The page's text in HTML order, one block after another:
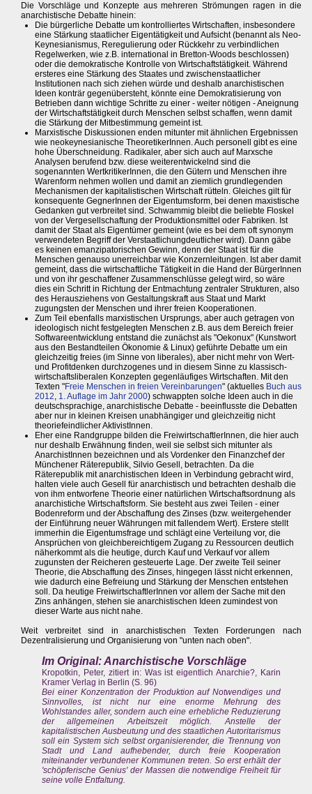
Die Vorschläge und Konzepte aus mehreren Strömungen ragen in die
anarchistische Debatte hinein:
Die bürgerliche Debatte um kontrolliertes Wirtschaften, insbesondere
eine Stärkung staatlicher Eigentätigkeit und Aufsicht (benannt als Neo-
Keynesianismus, Reregulierung oder Rückkehr zu verbindlichen
Regelwerken, wie z.B. international in Bretton-Woods beschlossen)
oder die demokratische Kontrolle von Wirtschaftstätigkeit. Während
ersteres eine Stärkung des Staates und zwischenstaatlicher
Institutionen nach sich ziehen würde und deshalb anarchistischen
Ideen konträr gegenübersteht, könnte eine Demokratisierung von
Betrieben dann wichtige Schritte zu einer - weiter nötigen - Aneignung
der Wirtschaftstätigkeit durch Menschen selbst schaffen, wenn damit
die Stärkung der Mitbestimmung gemeint ist.
Marxistische Diskussionen enden mitunter mit ähnlichen Ergebnissen
wie neokeynesianische TheoretikerInnen. Auch personell gibt es eine
hohe Überschneidung. Radikaler, aber sich auch auf Marxsche
Analysen berufend bzw. diese weiterentwickelnd sind die
sogenannten WertkritikerInnen, die den Gütern und Menschen ihre
Warenform nehmen wollen und damit an ziemlich grundlegenden
Mechanismen der kapitalistischen Wirtschaft rütteln. Gleiches gilt für
konsequente GegnerInnen der Eigentumsform, bei denen maxistische
Gedanken gut verbreitet sind. Schwammig bleibt die beliebte Floskel
von der Vergesellschaftung der Produktionsmittel oder Fabriken. Ist
damit der Staat als Eigentümer gemeint (wie es bei dem oft synonym
verwendeten Begriff der Verstaatlichungdeutlicher wird). Dann gäbe
es keinen emanzipatorischen Gewinn, denn der Staat ist für die
Menschen genauso unerreichbar wie Konzernleitungen. Ist aber damit
gemeint, dass die wirtschaftliche Tätigkeit in die Hand der BürgerInnen
und von ihr geschaffener Zusammenschlüsse gelegt wird, so wäre
dies ein Schritt in Richtung der Entmachtung zentraler Strukturen, also
des Herausziehens von Gestaltungskraft aus Staat und Markt
zugungsten der Menschen und ihrer freien Kooperationen.
Zum Teil ebenfalls marxistischen Ursprungs, aber auch getragen von
ideologisch nicht festgelegten Menschen z.B. aus dem Bereich freier
Softwareentwicklung entstand die zunächst als "Oekonux" (Kunstwort
aus den Bestandteilen Ökonomie & Linux) geführte Debatte um ein
gleichzeitig freies (im Sinne von liberales), aber nicht mehr von Wert-
und Profitdenken durchzogenes und in diesem Sinne zu klassisch-
wirtschaftsliberalen Konzepten gegenläufiges Wirtschaften. Mit den
Texten "Freie Menschen in freien Vereinbarungen" (aktuelles Buch aus
2012, 1. Auflage im Jahr 2000) schwappten solche Ideen auch in die
deutschsprachige, anarchistische Debatte - beeinflusste die Debatten
aber nur in kleinen Kreisen unabhängiger und gleichzeitig nicht
theoriefeindlicher AktivistInnen.
Eher eine Randgruppe bilden die FreiwirtschaftlerInnen, die hier auch
nur deshalb Erwähnung finden, weil sie selbst sich mitunter als
AnarchistInnen bezeichnen und als Vordenker den Finanzchef der
Münchener Räterepublik, Silvio Gesell, betrachten. Da die
Räterepublik mit anarchistischen Ideen in Verbindung gebracht wird,
halten viele auch Gesell für anarchistisch und betrachten deshalb die
von ihm entworfene Theorie einer natürlichen Wirtschaftsordnung als
anarchistiche Wirtschaftsform. Sie besteht aus zwei Teilen - einer
Bodenreform und der Abschaffung des Zinses (bzw. weitergehender
der Einführung neuer Währungen mit fallendem Wert). Erstere stellt
immerhin die Eigentumsfrage und schlägt eine Verteilung vor, die
Ansprüchen von gleichbereichtigem Zugang zu Ressourcen deutlich
näherkommt als die heutige, durch Kauf und Verkauf vor allem
zugunsten der Reicheren gesteuerte Lage. Der zweite Teil seiner
Theorie, die Abschaffung des Zinses, hingegen lässt nicht erkennen,
wie dadurch eine Befreiung und Stärkung der Menschen entstehen
soll. Da heutige FreiwirtschaftlerInnen vor allem der Sache mit den
Zins anhängen, stehen sie anarchistischen Ideen zumindest von
dieser Warte aus nicht nahe.
Weit verbreitet sind in anarchistischen Texten Forderungen nach
Dezentralisierung und Organisierung von "unten nach oben".
Im Original: Anarchistische Vorschläge
Kropotkin, Peter, zitiert in: Was ist eigentlich Anarchie?, Karin
Kramer Verlag in Berlin (S. 96)
Bei einer Konzentration der Produktion auf Notwendiges und
Sinnvolles, ist nicht nur eine enorme Mehrung des
Wohlstandes aller, sondern auch eine erhebliche Reduzierung
der allgemeinen Arbeitszeit möglich. Anstelle der
kapitalistischen Ausbeutung und des staatlichen Autoritarismus
soll ein System sich selbst organisierender, die Trennung von
Stadt und Land aufhebender, durch freie Kooperation
miteinander verbundener Kommunen treten. So erst erhält der
'schöpferische Genius' der Massen die notwendige Freiheit für
seine volle Entfaltung.